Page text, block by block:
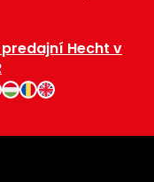
predajní Hecht v